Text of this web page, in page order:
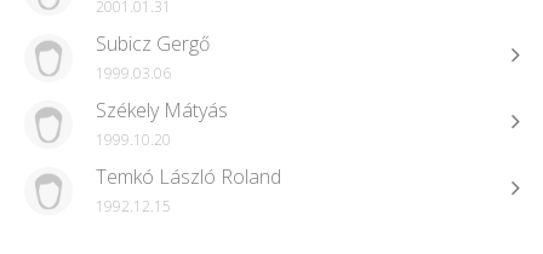
2001.01.31
Subicz Gergő
1999.03.06
Székely Mátyás
1999.10.20
Temkó László Roland
1992.12.15